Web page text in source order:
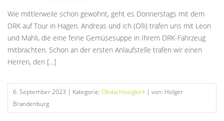
Wie mittlerweile schon gewohnt, geht es Donnerstags mit dem
DRK auf Tour in Hagen. Andreas und ich (Olli) trafen uns mit Leon
und Mahli, die eine feine Gemüsesuppe in Ihrem DRK-Fahrzeug
mitbrachten. Schon an der ersten Anlaufstelle trafen wir einen
Herren, den […]
6. September 2023 | Kategorie: Obdachlosigkeit | von: Holger
Brandenburg